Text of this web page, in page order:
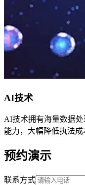
AI技术
AI技术拥有海量数据
能力，大幅降低执法
预约演示
联系方式